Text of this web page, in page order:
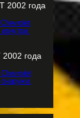
2002 года
года